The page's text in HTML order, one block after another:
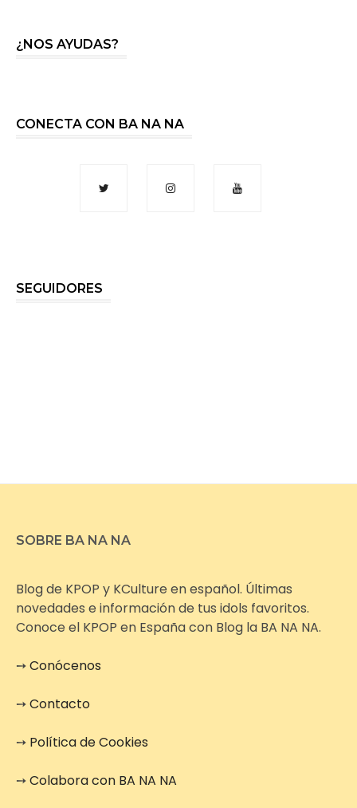
¿NOS AYUDAS?
CONECTA CON BA NA NA
SEGUIDORES
SOBRE BA NA NA
Blog de KPOP y KCulture en español. Últimas
novedades e información de tus idols favoritos.
Conoce el KPOP en España con Blog la BA NA NA.
➙Conócenos
➙Contacto
➙ Política de Cookies
➙Colabora con BA NA NA